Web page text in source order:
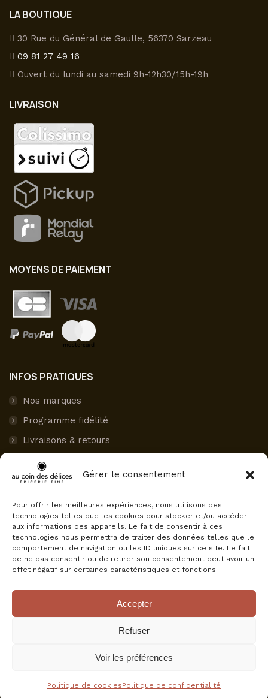
Gérer le consentement
Pour offrir les meilleures expériences, nous utilisons des
technologies telles que les cookies pour stocker et/ou accéder
aux informations des appareils. Le fait de consentir à ces
technologies nous permettra de traiter des données telles que le
comportement de navigation ou les ID uniques sur ce site. Le fait
de ne pas consentir ou de retirer son consentement peut avoir un
effet négatif sur certaines caractéristiques et fonctions.
Accepter
Refuser
Voir les préférences
Politique de cookiesPolitique de confidentialité
du
LA BOUTIQUE
30 Rue du Général de Gaulle, 56370 Sarzeau
09 81 27 49 16
Ouvert du lundi au samedi 9h-12h30/15h-19h
LIVRAISON
MOYENS DE PAIEMENT
INFOS PRATIQUES
Nos marques
Programme fidélité
Livraisons & retours
Paiement sécurisé
Mon compte
AVIS CLIENTS
Au Coin des Délices
4.5
Basé sur 75 avis
powered byGoogle
+ d'infos
Réalisation :E-Dilik